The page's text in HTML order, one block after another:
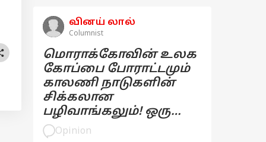
வினய் லால்
Columnist
மொராக்கோவின் உலக
கோப்பை போராட்டமும்
காலணி நாடுகளின்
சிக்கலான
பழிவாங்கலும்! ஒரு
பார்வை
Opinion